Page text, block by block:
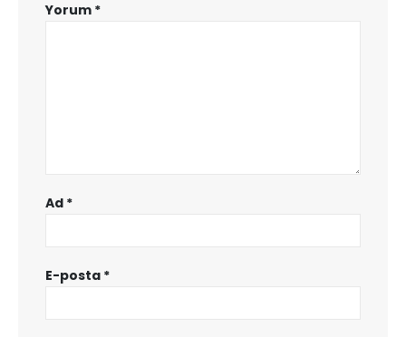
Yorum *
Ad *
E-posta *